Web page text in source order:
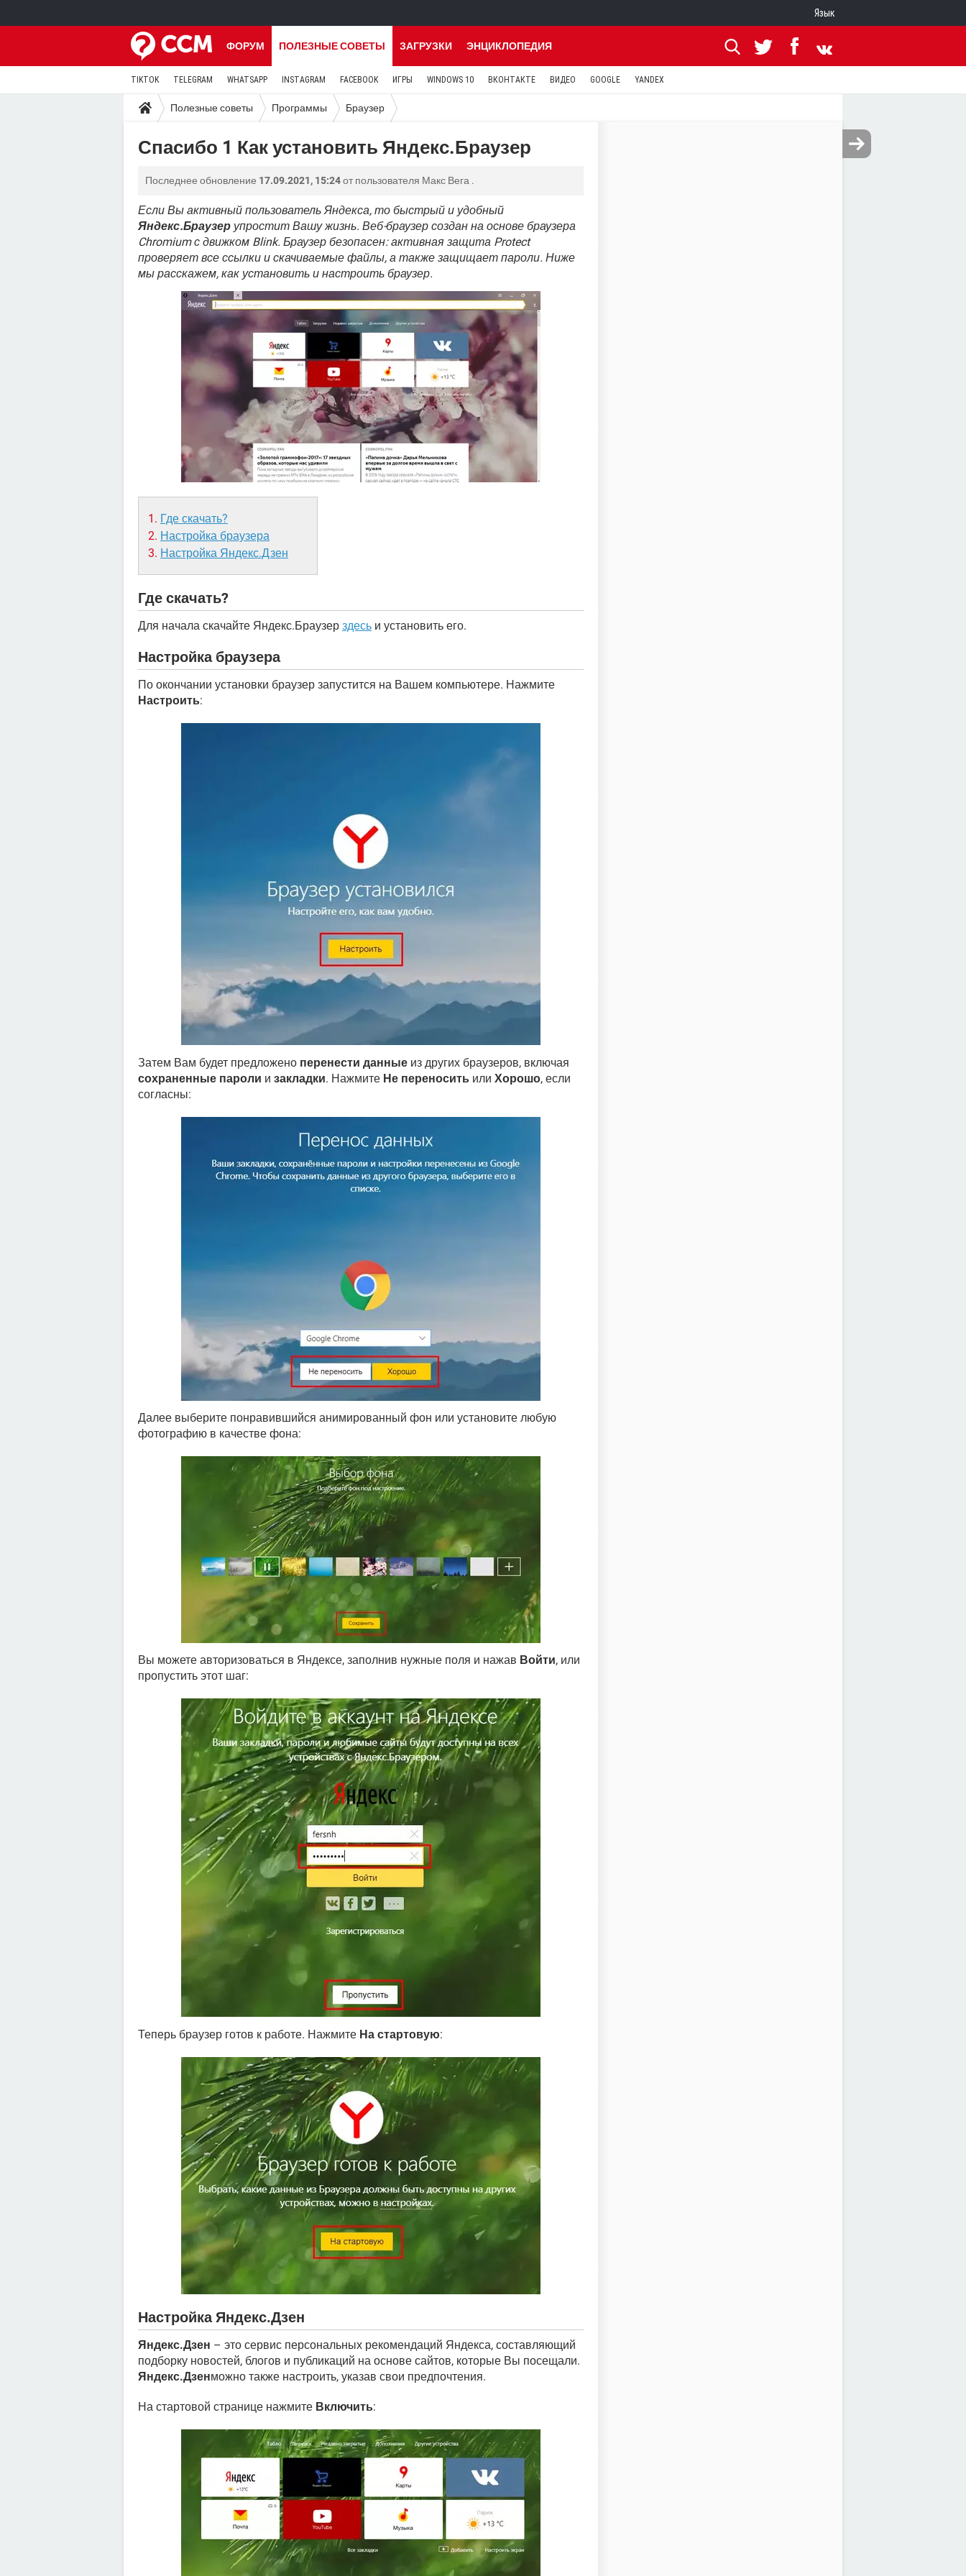
Язык
ФОРУМ ПОЛЕЗНЫЕ СОВЕТЫ ЗАГРУЗКИ ЭНЦИКЛОПЕДИЯ
TIKTOK TELEGRAM WHATSAPP INSTAGRAM FACEBOOK ИГРЫ WINDOWS 10 ВКОНТАКТЕ ВИДЕО GOOGLE YANDEX
Полезные советы Программы Браузер
Спасибо 1 Как установить Яндекс.Браузер
Последнее обновление 17.09.2021, 15:24от пользователя Макс Вега .
Если Вы активный пользователь Яндекса, то быстрый и удобный
Яндекс.Браузер упростит Вашу жизнь. Веб-браузер создан на основе браузера
Chromium с движком Blink. Браузер безопасен: активная защита Protect
проверяет все ссылки и скачиваемые файлы, а также защищает пароли. Ниже
мы расскажем, как установить и настроить браузер.
Где скачать?
Настройка браузера
Настройка Яндекс.Дзен
Где скачать?
Для начала скачайте Яндекс.Браузер здесь и установить его.
Настройка браузера
По окончании установки браузер запустится на Вашем компьютере. Нажмите
Настроить:
Затем Вам будет предложено перенести данные из других браузеров, включая
сохраненные пароли и закладки. Нажмите Не переносить или Хорошо, если
согласны:
Далее выберите понравившийся анимированный фон или установите любую
фотографию в качестве фона:
Вы можете авторизоваться в Яндексе, заполнив нужные поля и нажав Войти, или
пропустить этот шаг:
Теперь браузер готов к работе. Нажмите На стартовую:
Настройка Яндекс.Дзен
Яндекс.Дзен – это сервис персональных рекомендаций Яндекса, составляющий
подборку новостей, блогов и публикаций на основе сайтов, которые Вы посещали.
Яндекс.Дзенможно также настроить, указав свои предпочтения.
На стартовой странице нажмите Включить: